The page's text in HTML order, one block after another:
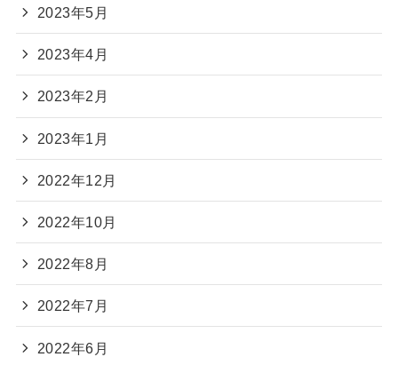
2023年5月
2023年4月
2023年2月
2023年1月
2022年12月
2022年10月
2022年8月
2022年7月
2022年6月